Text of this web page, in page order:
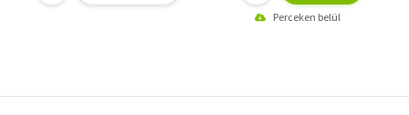
Perceken belül